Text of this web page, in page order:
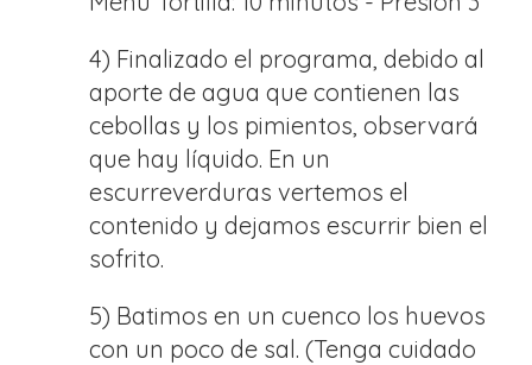
4) Finalizado el programa, debido al
aporte de agua que contienen las
cebollas y los pimientos, observará
que hay líquido. En un
escurreverduras vertemos el
contenido y dejamos escurrir bien el
sofrito.
5) Batimos en un cuenco los huevos
con un poco de sal. (Tenga cuidado